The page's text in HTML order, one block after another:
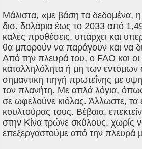
Μάλιστα, «με βάση τα δεδομένα,
δισ. δολάρια έως το 2033 από
καλές προθέσεις, υπάρχει και
θα μπορούν να παράγουν και να
Από την πλευρά του, ο FAO και
καταλληλόλητα ή μη των εντόμων
σημαντική πηγή πρωτεΐνης με
τον πλανήτη. Με απλά λόγια,
σε ωφελούνε κιόλας. Άλλωστε, τα
κουλτούρας τους. Βέβαια,
στην Κίνα τρώνε σκύλους, χωρίς
επεξεργαστούμε από την πλευρά